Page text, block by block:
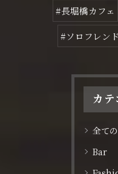
#長堀橋カフェ
#ソロフレン
カテ
全て
Bar